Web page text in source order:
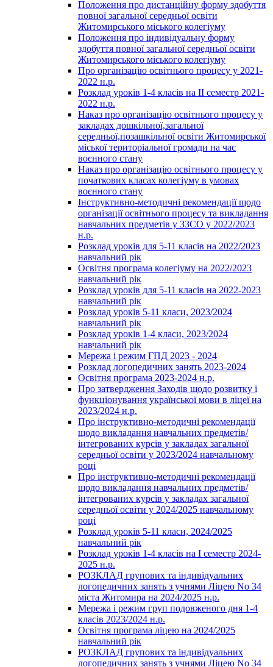
Положення про дистанційну форму здобуття
повної загальної середньої освіти
Житомирського міського колегіуму
Положення про індивідуальну форму
здобуття повної загальної середньої освіти
Житомирського міського колегіуму
Про організацію освітнього процесу у 2021-
2022 н.р.
Розклад уроків 1-4 класів на ІІ семестр 2021-
2022 н.р.
Наказ про організацію освітнього процесу у
закладах дошкільної,загальної
середньої,позашкільної освіти Житомирської
міської територіальної громади на час
воєнного стану
Наказ про організацію освітнього процесу у
початкових класах колегіуму в умовах
воєнного стану
Інструктивно-методичні рекомендації щодо
організації освітнього процесу та викладання
навчальних предметів у ЗЗСО у 2022/2023
н.р.
Розклад уроків для 5-11 класів на 2022/2023
навчальний рік
Освітня програма колегіуму на 2022/2023
навчальний рік
Розклад уроків для 5-11 класів на 2022-2023
навчальний рік
Розклад уроків 5-11 класи, 2023/2024
навчальний рік
Розклад уроків 1-4 класи, 2023/2024
навчальний рік
Мережа і режим ГПД 2023 - 2024
Розклад логопедичних занять 2023-2024
Освітня програма 2023-2024 н.р.
Про затвердження Заходів щодо розвитку і
функціонування української мови в ліцеї на
2023/2024 н.р.
Про інструктивно-методичні рекомендації
щодо викладання навчальних предметів/
інтегрованих курсів у закладах загальної
середньої освіти у 2023/2024 навчальному
році
Про інструктивно-методичні рекомендації
щодо викладання навчальних предметів/
інтегрованих курсів у закладах загальної
середньої освіти у 2024/2025 навчальному
році
Розклад уроків 5-11 класи, 2024/2025
навчальний рік
Розклад уроків 1-4 класів на І семестр 2024-
2025 н.р.
РОЗКЛАД групових та індивідуальних
логопедичних занять з учнями Ліцею No 34
міста Житомира на 2024/2025 н.р.
Мережа і режим груп подовженого дня 1-4
класів 2023/2024 н.р.
Освітня програма ліцею на 2024/2025
навчальний рік
РОЗКЛАД групових та індивідуальних
логопедичних занять з учнями Ліцею No 34